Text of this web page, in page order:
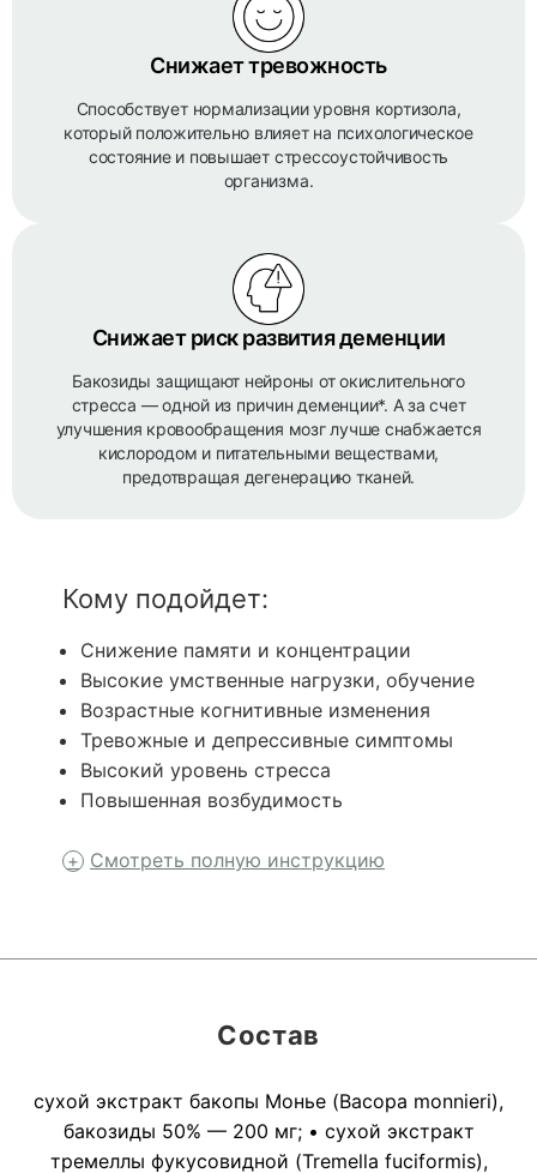
Снижает тревожность
Способствует нормализации уровня кортизола,
который положительно влияет на психологическое
состояние и повышает стрессоустойчивость
организма.
Снижает риск развития деменции
Бакозиды защищают нейроны от окислительного
стресса — одной из причин деменции*. А за счет
улучшения кровообращения мозг лучше снабжается
кислородом и питательными веществами,
предотвращая дегенерацию тканей.
Кому подойдет:
Снижение памяти и концентрации
Высокие умственные нагрузки, обучение
Возрастные когнитивные изменения
Тревожные и депрессивные симптомы
Высокий уровень стресса
Повышенная возбудимость
Смотреть полную инструкцию
Состав
сухой экстракт бакопы Монье (Bacopa monnieri),
бакозиды 50% — 200 мг; • сухой экстракт
тремеллы фукусовидной (Tremella fuciformis),